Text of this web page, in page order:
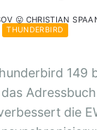
😛 CHRISTIAN
THUNDERBIRD
149
die